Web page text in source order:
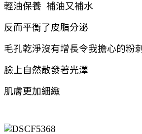
輕油保養 補油又補水
反而平衡了皮脂分泌
毛孔乾淨沒有增長令我擔心的粉刺
臉上自然散發著光澤
肌膚更加細緻